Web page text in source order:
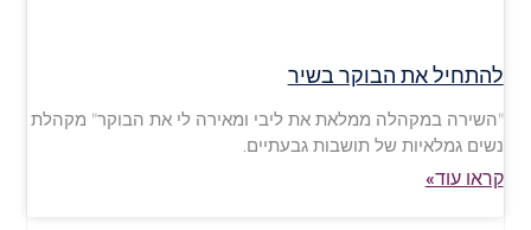
להתחיל את הבוקר בשיר
"השירה במקהלה ממלאת את ליבי ומאירה לי את הבוקר" מקהלת
נשים גמלאיות של תושבות גבעתיים.
קראו עוד»